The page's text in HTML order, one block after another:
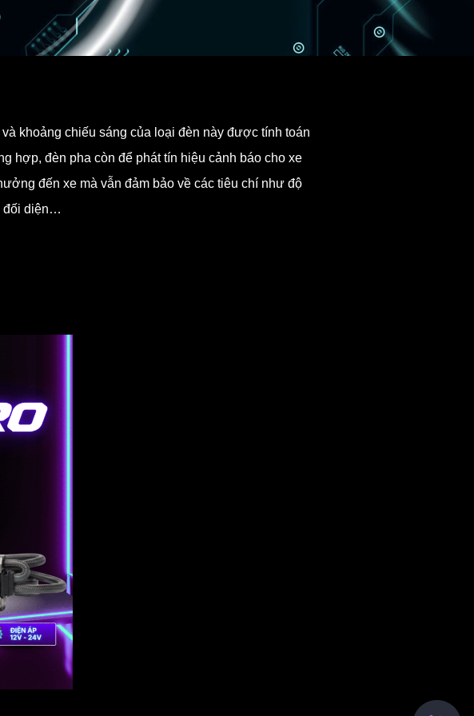
khoảng chiếu sáng của loại đèn này được tính toán
hợp, đèn pha còn để phát tín hiệu cảnh báo cho xe
đến xe mà vẫn đảm bảo về các tiêu chí như độ
đối diện…